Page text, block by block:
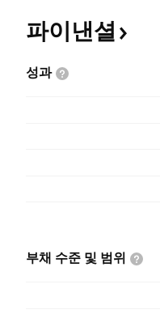
파이낸셜
성과
부채 수준 및 범위